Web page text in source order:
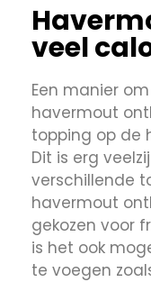
veel
Een manier
havermout
topping op de
Dit is erg
verschillende
havermout
gekozen voor
is het ook
te voegen